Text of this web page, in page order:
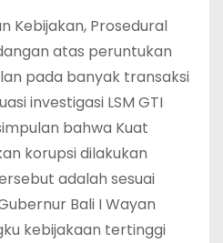
Kebijakan, Prosedural
atas peruntukan
pada banyak transaksi
investigasi LSM GTI
bahwa Kuat
korupsi dilakukan
adalah sesuai
Bali I Wayan
kebijakaan tertinggi